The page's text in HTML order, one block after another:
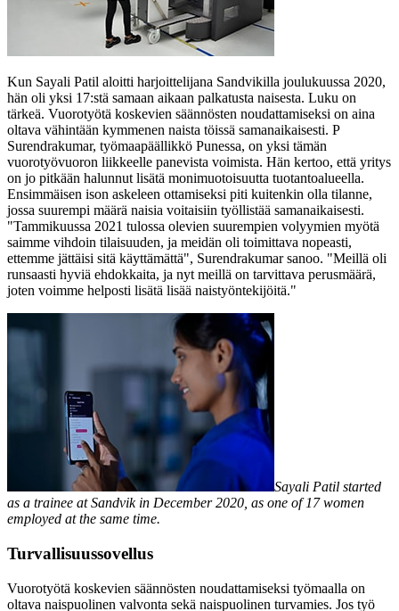
Kun Sayali Patil aloitti harjoittelijana Sandvikilla joulukuussa 2020,
hän oli yksi 17:stä samaan aikaan palkatusta naisesta. Luku on
tärkeä. Vuorotyötä koskevien säännösten noudattamiseksi on aina
oltava vähintään kymmenen naista töissä samanaikaisesti. P
Surendrakumar, työmaapäällikkö Punessa, on yksi tämän
vuorotyövuoron liikkeelle panevista voimista. Hän kertoo, että yritys
on jo pitkään halunnut lisätä monimuotoisuutta tuotantoalueella.
Ensimmäisen ison askeleen ottamiseksi piti kuitenkin olla tilanne,
jossa suurempi määrä naisia voitaisiin työllistää samanaikaisesti.
"Tammikuussa 2021 tulossa olevien suurempien volyymien myötä
saimme vihdoin tilaisuuden, ja meidän oli toimittava nopeasti,
ettemme jättäisi sitä käyttämättä", Surendrakumar sanoo. "Meillä oli
runsaasti hyviä ehdokkaita, ja nyt meillä on tarvittava perusmäärä,
joten voimme helposti lisätä lisää naistyöntekijöitä."
Sayali Patil started
as a trainee at Sandvik in December 2020, as one of 17 women
employed at the same time.
Turvallisuussovellus
Vuorotyötä koskevien säännösten noudattamiseksi työmaalla on
oltava naispuolinen valvonta sekä naispuolinen turvamies. Jos työ